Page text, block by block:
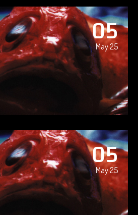
05
May 25
05
May 25